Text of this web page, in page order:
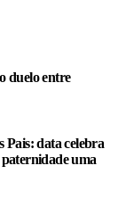
duelo entre
Pais: data celebra
uma